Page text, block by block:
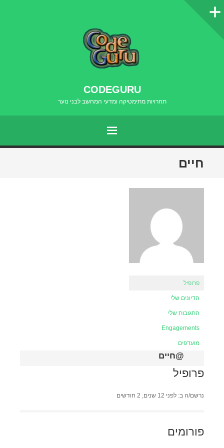
סרגל
CODEGURU
תחרויות מתימטיקה ומדעי המחשב לבני נוער
תפריט
דילוג
לתוכן
חיים
פרופיל
הדיונים שלי
התגובות שלי
Engagements
מועדפים
@חיים
פרופיל
נרשם/ה ב: לפני 12 שנים, 2 חודשים
פורומים